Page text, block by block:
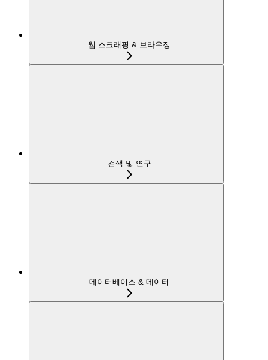
웹 스크래핑 & 브라우징
검색 및 연구
데이터베이스 & 데이터